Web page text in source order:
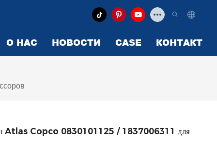
О НАС НОВОСТИ CASE КОНТАКТ
Atlas Copco 0830101125 / 1837006311 для